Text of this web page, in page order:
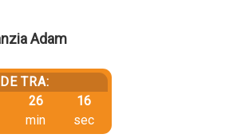
Adam
TRA:
26
min
16
sec